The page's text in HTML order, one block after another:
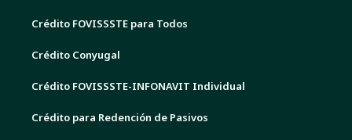
Crédito FOVISSSTE para Todos
Crédito Conyugal
Crédito FOVISSSTE-INFONAVIT Individual
Crédito para Redención de Pasivos